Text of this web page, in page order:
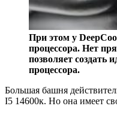
При этом у
процессора. Нет
позволяет создать
процессора.
Большая башня
I5 14600к. Но она имеет